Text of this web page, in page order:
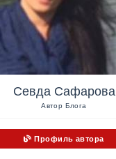
Севда Сафарова
Автор Блога
Профиль автора